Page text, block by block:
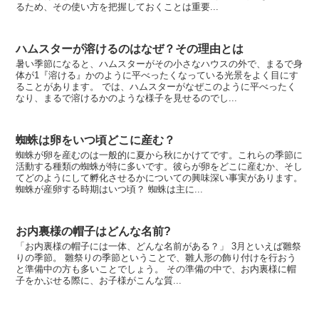
るため、その使い方を把握しておくことは重要...
ハムスターが溶けるのはなぜ？その理由とは
暑い季節になると、ハムスターがその小さなハウスの外で、まるで身
体が​1『溶ける』かのように平べったくなっている光景をよく目にす
ることがあります。 では、ハムスターがなぜこのように平べったく
なり、まるで溶けるかのような様子を見せるのでし...
蜘蛛は卵をいつ頃どこに産む？
蜘蛛が卵を産むのは一般的に夏から秋にかけてです。これらの季節に
活動する種類の蜘蛛が特に多いです。彼らが卵をどこに産むか、そし
てどのようにして孵化させるかについての興味深い事実があります。
蜘蛛が産卵する時期はいつ頃？ 蜘蛛は主に...
お内裏様の帽子はどんな名前?
「お内裏様の帽子には一体、どんな名前がある？」 3月といえば雛祭
りの季節。 雛祭りの季節ということで、雛人形の飾り付けを行おう
と準備中の方も多いことでしょう。 その準備の中で、お内裏様に帽
子をかぶせる際に、お子様がこんな質...